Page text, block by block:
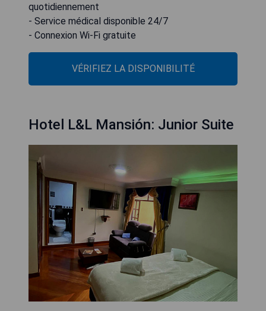
quotidiennement
- Service médical disponible 24/7
- Connexion Wi-Fi gratuite
VÉRIFIEZ LA DISPONIBILITÉ
Hotel L&L Mansión: Junior Suite